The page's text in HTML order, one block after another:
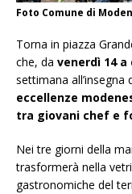
Foto Comune di
Torna in piazza
che, da venerdì 14
settimana all’insegna
eccellenze
tra giovani chef e
Nei tre giorni della
trasformerà nella
gastronomiche del